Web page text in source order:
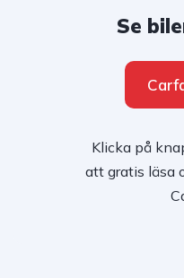
Se
Klicka på
att gratis läsa